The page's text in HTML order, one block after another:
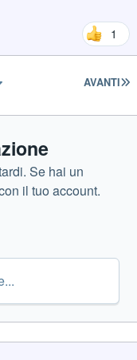
1
AVANTI
Se hai un
il tuo account.